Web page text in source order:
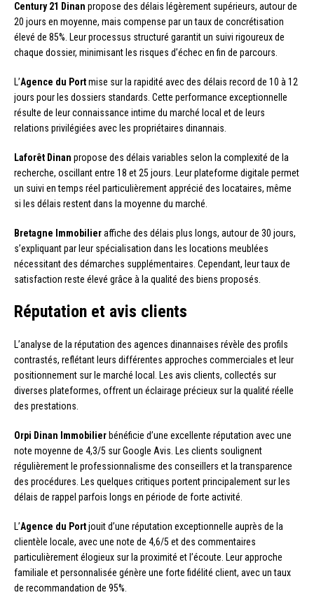
Century 21 Dinan propose des délais légèrement supérieurs, autour de
20 jours en moyenne, mais compense par un taux de concrétisation
élevé de 85%. Leur processus structuré garantit un suivi rigoureux de
chaque dossier, minimisant les risques d’échec en fin de parcours.
L’Agence du Portmise sur la rapidité avec des délais record de 10 à 12
jours pour les dossiers standards. Cette performance exceptionnelle
résulte de leur connaissance intime du marché local et de leurs
relations privilégiées avec les propriétaires dinannais.
Laforêt Dinan propose des délais variables selon la complexité de la
recherche, oscillant entre 18 et 25 jours. Leur plateforme digitale permet
un suivi en temps réel particulièrement apprécié des locataires, même
si les délais restent dans la moyenne du marché.
Bretagne Immobilieraffiche des délais plus longs, autour de 30 jours,
s’expliquant par leur spécialisation dans les locations meublées
nécessitant des démarches supplémentaires. Cependant, leur taux de
satisfaction reste élevé grâce à la qualité des biens proposés.
Réputation et avis clients
L’analyse de la réputation des agences dinannaises révèle des profils
contrastés, reflétant leurs différentes approches commerciales et leur
positionnement sur le marché local. Les avis clients, collectés sur
diverses plateformes, offrent un éclairage précieux sur la qualité réelle
des prestations.
Orpi Dinan Immobilier bénéficie d’une excellente réputation avec une
note moyenne de 4,3/5 sur Google Avis. Les clients soulignent
régulièrement le professionnalisme des conseillers et la transparence
des procédures. Les quelques critiques portent principalement sur les
délais de rappel parfois longs en période de forte activité.
L’Agence du Portjouit d’une réputation exceptionnelle auprès de la
clientèle locale, avec une note de 4,6/5 et des commentaires
particulièrement élogieux sur la proximité et l’écoute. Leur approche
familiale et personnalisée génère une forte fidélité client, avec un taux
de recommandation de 95%.